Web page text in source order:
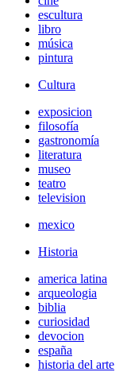
escultura
libro
música
pintura
Cultura
exposicion
filosofía
gastronomía
literatura
museo
teatro
television
mexico
Historia
america latina
arqueologia
biblia
curiosidad
devocion
españa
historia del arte